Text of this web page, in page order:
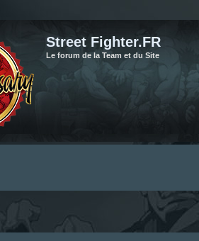
Street Fighter.FR
Le forum de la Team et du Site